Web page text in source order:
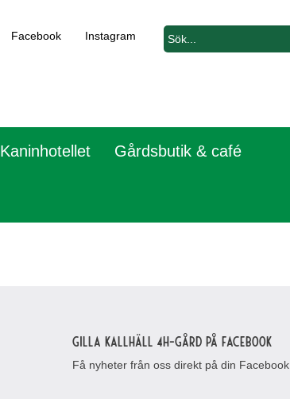
Facebook Instagram
Kaninhotellet Gårdsbutik & café
Gilla Kallhäll 4H-gård på Facebook
Få nyheter från oss direkt på din Facebook.